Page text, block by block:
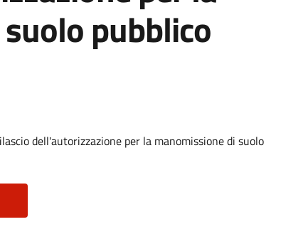
pubblico
dell'autorizzazione per la manomissione di suolo